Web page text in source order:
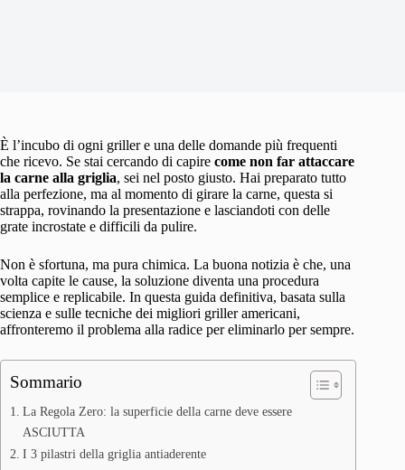
È l’incubo di ogni griller e una delle domande più frequenti
che ricevo. Se stai cercando di capire come non far attaccare
la carne alla griglia, sei nel posto giusto. Hai preparato tutto
alla perfezione, ma al momento di girare la carne, questa si
strappa, rovinando la presentazione e lasciandoti con delle
grate incrostate e difficili da pulire.
Non è sfortuna, ma pura chimica. La buona notizia è che, una
volta capite le cause, la soluzione diventa una procedura
semplice e replicabile. In questa guida definitiva, basata sulla
scienza e sulle tecniche dei migliori griller americani,
affronteremo il problema alla radice per eliminarlo per sempre.
Sommario
La Regola Zero: la superficie della carne deve essere
ASCIUTTA
I 3 pilastri della griglia antiaderente